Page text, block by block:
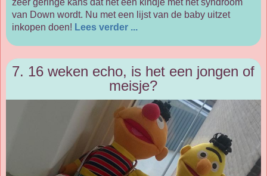
van Down wordt. Nu met een lijst van de baby uitzet
inkopen doen! Lees verder ...
7. 16 weken echo, is het een jongen of
meisje?